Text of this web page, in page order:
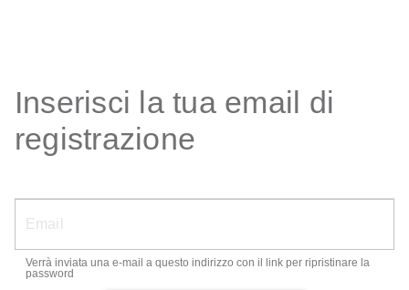
Inserisci la tua email di
registrazione
Email
Verrà inviata una e-mail a questo indirizzo con il link per ripristinare la
password